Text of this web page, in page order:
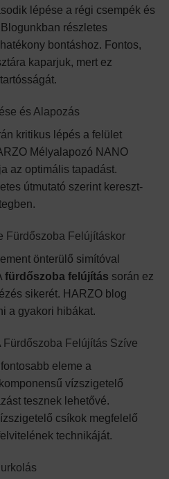
lépése a régi csempék és
részletes
bontáshoz. Fontos,
kaparjuk, mert ez
és Alapozás
kritikus lépés a felület
Mélyalapozó NANO
az optimális tapadást.
útmutató szerint kereszt-
Fürdőszoba Felújításkor
önterülő simítóval
fürdőszoba felújítás során ez
sikerét. HARZO blog
a gyakori hibákat.
Fürdőszoba Felújítás Szíve
eleme a
vízszigetelő
tesznek lehetővé.
csíkok megfelelő
technikáját.